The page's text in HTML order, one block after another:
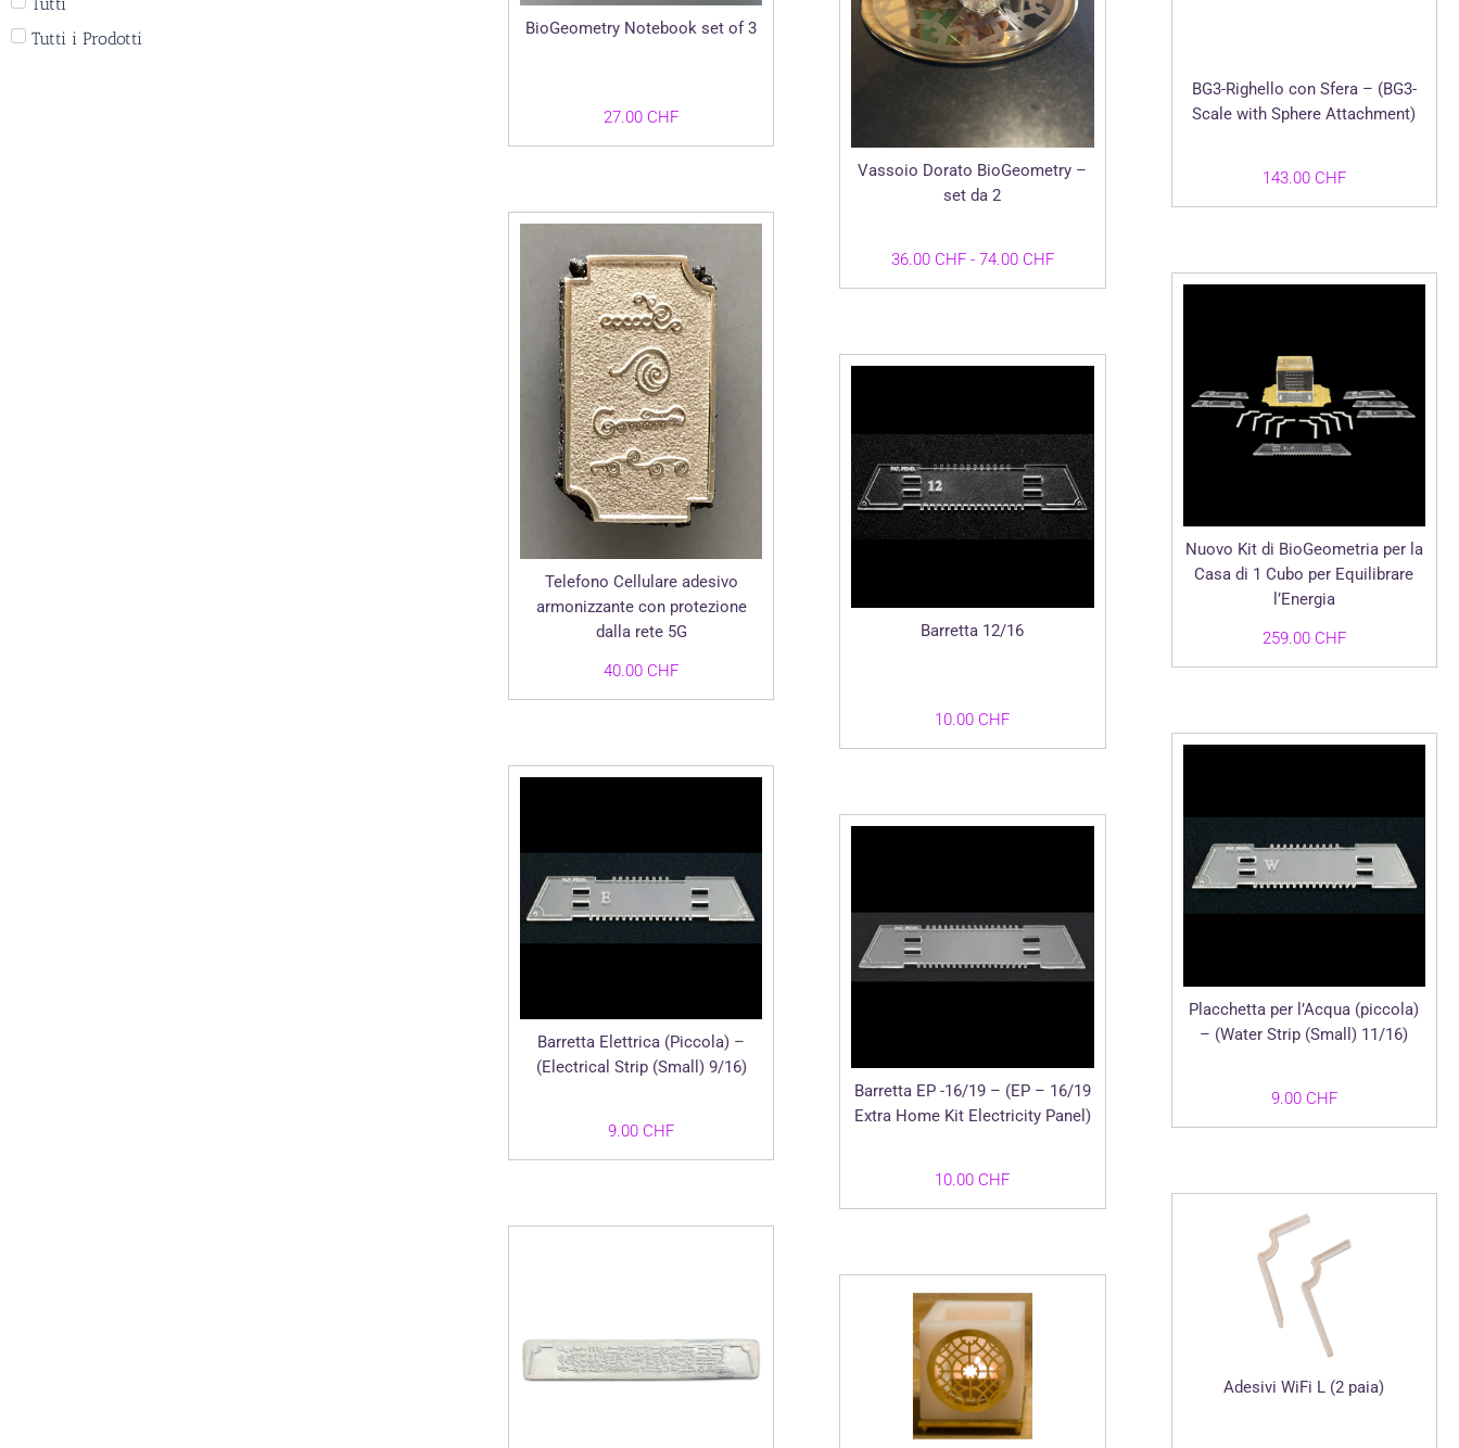
Tutti
Tutti i Prodotti
BioGeometry Notebook set of 3
27.00 CHF
Vassoio Dorato BioGeometry –
set da 2
36.00 CHF - 74.00 CHFFascia
di
36.00 CHF
BG3-Righello con Sfera – (BG3-
Scale with Sphere Attachment)
143.00 CHF
Telefono Cellulare adesivo
armonizzante con protezione
dalla rete 5G
40.00 CHF
Nuovo Kit di BioGeometria per la
Casa di 1 Cubo per Equilibrare
l’Energia
259.00 CHF
Barretta 12/16
10.00 CHF
Placchetta per l’Acqua (piccola)
– (Water Strip (Small) 11/16)
9.00 CHF
Barretta Elettrica (Piccola) –
(Electrical Strip (Small) 9/16)
9.00 CHF
Barretta EP -16/19 – (EP – 16/19
Extra Home Kit Electricity Panel)
10.00 CHF
Adesivi WiFi L (2 paia)